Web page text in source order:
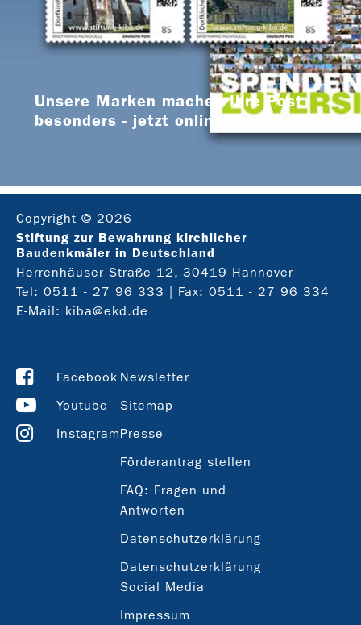
Unsere Marken machen Ihre Post
besonders - jetzt online bestellen
Copyright © 2026
Stiftung zur Bewahrung kirchlicher
Baudenkmäler in Deutschland
Herrenhäuser Straße 12, 30419 Hannover
Tel: 0511 - 27 96 333 | Fax: 0511 - 27 96 334
E-Mail: kiba@ekd.de
Facebook
Youtube
Instagram
Newsletter
Sitemap
Presse
Förderantrag stellen
FAQ: Fragen und
Antworten
Datenschutzerklärung
Datenschutzerklärung
Social Media
Impressum